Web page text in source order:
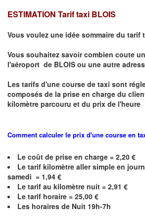
ESTIMATION Tarif taxi BLOIS
Vous voulez une idée sommaire du tarif
Vous souhaitez savoir combien coute
l'aéroport de BLOIS ou une autre
Les tarifs d'une course de taxi sont
composés de la prise en charge du
kilomètre parcouru et du prix de l'heure
Comment calculer le prix d'une course en
Le coût de prise en charge = 2,20 €
Le tarif kilomètre aller simple en
samedi = 1,94 €
Le tarif au kilomètre nuit = 2,91 €
Le tarif horaire = 25,00 €
Les horaires de Nuit 19h-7h